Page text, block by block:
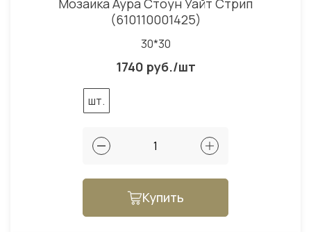
Мозаика Аура Стоун Уайт Стрип
(610110001425)
30*30
1740 руб./шт
шт.
Купить